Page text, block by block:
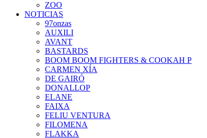
ZOO
NOTICIAS
97onzas
AUXILI
AVANT
BASTARDS
BOOM BOOM FIGHTERS & COOKAH P
CARMEN XÍA
DE GAIRÓ
DONALLOP
ELANE
FAIXA
FELIU VENTURA
FILOMENA
FLAKKA